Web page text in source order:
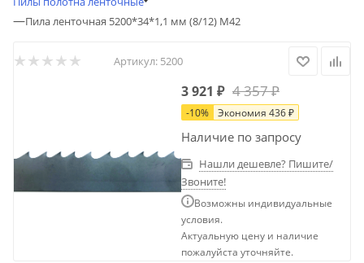
—Пила ленточная 5200*34*1,1 мм (8/12) М42
Артикул: 5200
3 921 ₽ 4 357₽
-10% Экономия 436₽
Наличие по запросу
Нашли дешевле? Пишите/
Звоните!
Возможны индивидуальные
условия.
Актуальную цену и наличие
пожалуйста уточняйте.